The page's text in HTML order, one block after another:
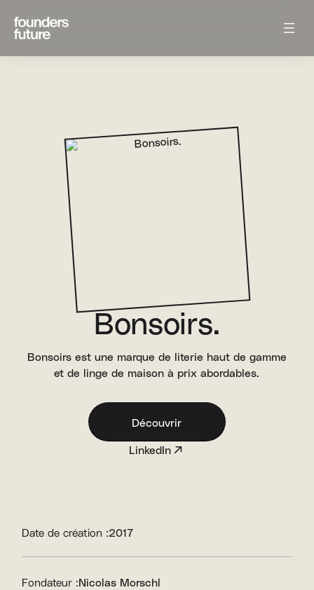
Bonsoirs.
Bonsoirs est une marque de literie haut de gamme
et de linge de maison à prix abordables.
Découvrir
LinkedIn
Date de création :2017
Fondateur :Nicolas Morschl